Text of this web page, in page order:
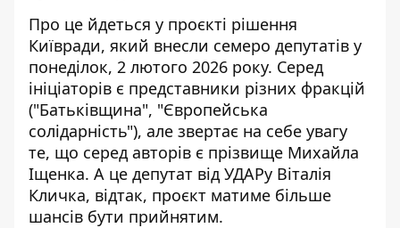
Про це йдеться у проєкті рішення
Київради, який внесли семеро депутатів у
понеділок, 2 лютого 2026 року. Серед
ініціаторів є представники різних фракцій
("Батьківщина", "Європейська
солідарність"), але звертає на себе увагу
те, що серед авторів є прізвище Михайла
Іщенка. А це депутат від УДАРу Віталія
Кличка, відтак, проєкт матиме більше
шансів бути прийнятим.